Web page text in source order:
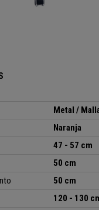
con una silla
esta oportunidad!
en diferentes posiciones
en altura
y resistente
Metal /
Naranja
47 - 57 cm
50 cm
50 cm
120 - 130